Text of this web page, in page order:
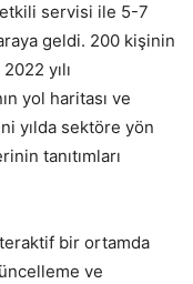
servisi ile 5-7
geldi. 200 kişinin
yılı
yol haritası ve
yılda sektöre yön
tanıtımları
bir ortamda
ve